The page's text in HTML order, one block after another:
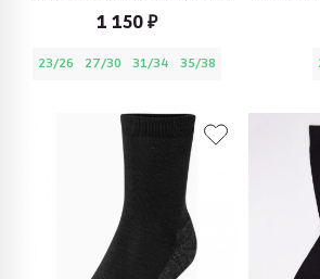
сапог (серый)
1 150 ₽
23/26 27/30 31/34 35/38